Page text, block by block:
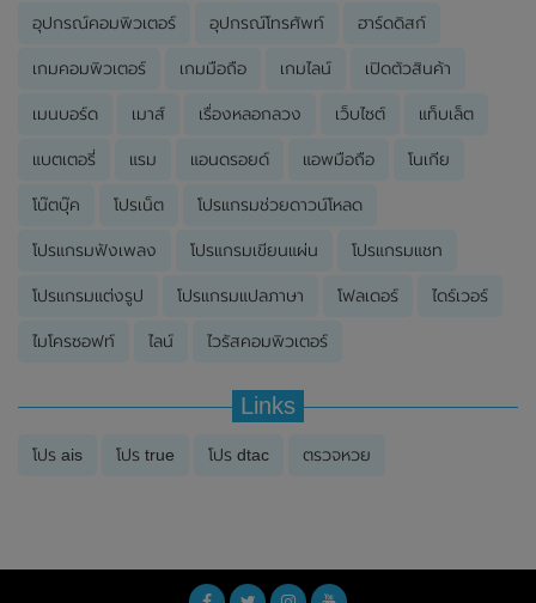
อุปกรณ์คอมพิวเตอร์ อุปกรณ์โทรศัพท์ ฮาร์ดดิสก์
เกมคอมพิวเตอร์ เกมมือถือ เกมไลน์ เปิดตัวสินค้า
เมนบอร์ด เมาส์ เรื่องหลอกลวง เว็บไซต์ แท็บเล็ต
แบตเตอรี่ แรม แอนดรอยด์ แอพมือถือ โนเกีย
โน๊ตบุ๊ค โปรเน็ต โปรแกรมช่วยดาวน์โหลด
โปรแกรมฟังเพลง โปรแกรมเขียนแผ่น โปรแกรมแชท
โปรแกรมแต่งรูป โปรแกรมแปลภาษา โฟลเดอร์ ไดร์เวอร์
ไมโครซอฟท์ ไลน์ ไวรัสคอมพิวเตอร์
Links
โปร ais โปร true โปร dtac ตรวจหวย